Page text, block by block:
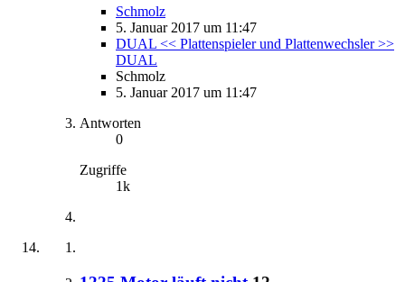
Schmolz
5. Januar 2017 um 11:47
DUAL << Plattenspieler und Plattenwechsler >>
DUAL
Schmolz
5. Januar 2017 um 11:47
Antworten
0
Zugriffe
1k